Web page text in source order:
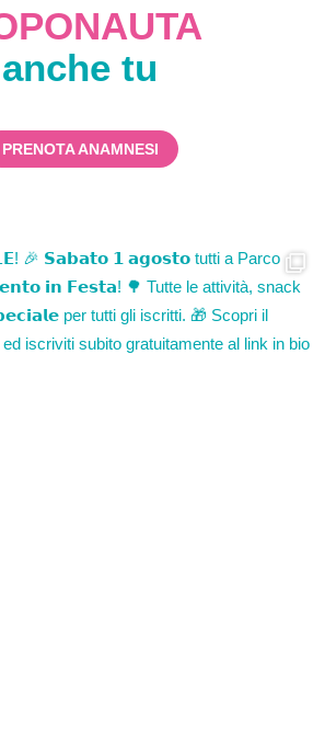
anche tu
PRENOTA ANAMNESI